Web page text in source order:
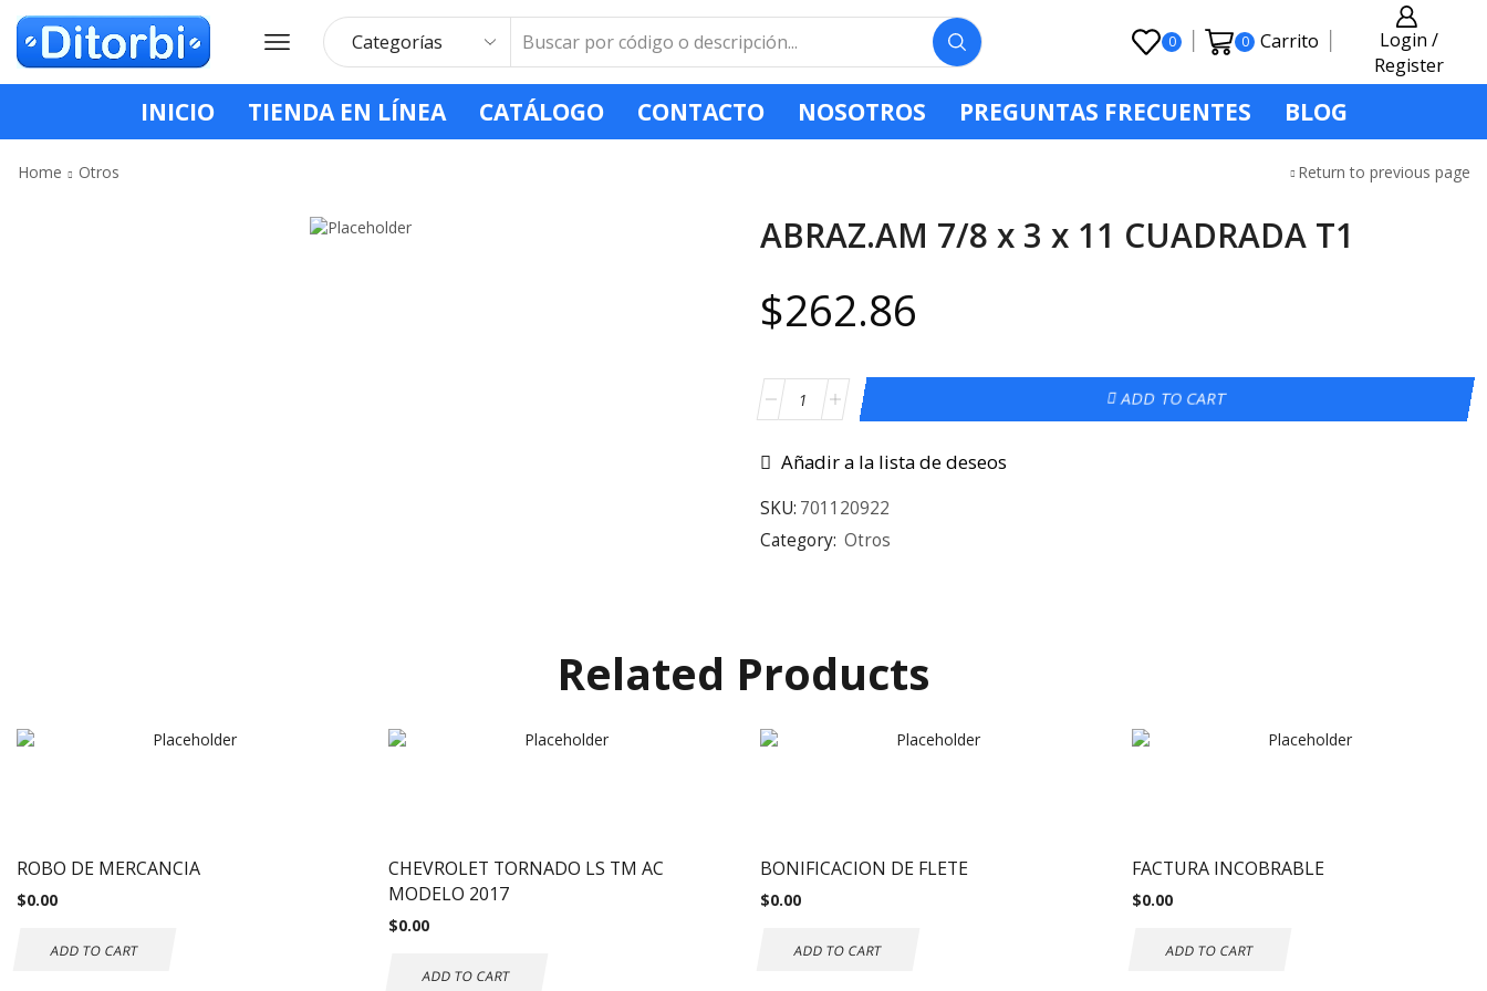
0 0 Carrito
Login /
Register
INICIO TIENDA EN LÍNEA CATÁLOGO CONTACTO NOSOTROS PREGUNTAS FRECUENTES BLOG
Home Otros Return to previous page
ABRAZ.AM 7/8 x 3 x 11 CUADRADA T1
$262.86
ADD TO CART
Añadir a la lista de deseos
SKU: 701120922
Category: Otros
Related Products
ROBO DE MERCANCIA
$0.00
ADD TO CART
CHEVROLET TORNADO LS TM AC
MODELO 2017
$0.00
ADD TO CART
BONIFICACION DE FLETE
$0.00
ADD TO CART
FACTURA INCOBRABLE
$0.00
ADD TO CART